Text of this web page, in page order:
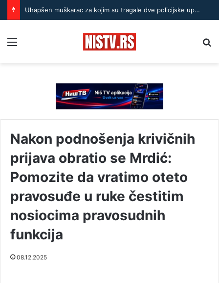
Uhapšen muškarac za kojim su tragale dve policijske uprave: Određen mu pritvor do 30 dana
Nakon podnošenja krivičnih
prijava obratio se Mrdić:
Pomozite da vratimo oteto
pravosuđe u ruke čestitim
nosiocima pravosudnih
funkcija
08.12.2025